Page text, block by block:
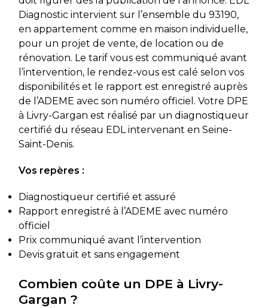
Diagnostic intervient sur l’ensemble du 93190,
en appartement comme en maison individuelle,
pour un projet de vente, de location ou de
rénovation. Le tarif vous est communiqué avant
l’intervention, le rendez-vous est calé selon vos
disponibilités et le rapport est enregistré auprès
de l’ADEME avec son numéro officiel. Votre DPE
à Livry-Gargan est réalisé par un diagnostiqueur
certifié du réseau EDL intervenant en Seine-
Saint-Denis.
Vos repères :
Diagnostiqueur certifié et assuré
Rapport enregistré à l’ADEME avec numéro
officiel
Prix communiqué avant l’intervention
Devis gratuit et sans engagement
Combien coûte un DPE à Livry-
Gargan ?